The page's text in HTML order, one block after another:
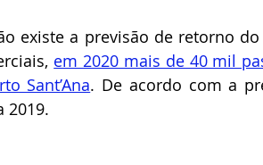
existe a previsão de retorno
em 2020 mais de 40 mil
Sant’Ana. De acordo com a
2019.